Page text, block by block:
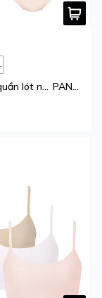
Combo 3 quần lót nữ su không đường may iBasic lưng cao bigsize không lộ viền free cut phom hipster
PANW201